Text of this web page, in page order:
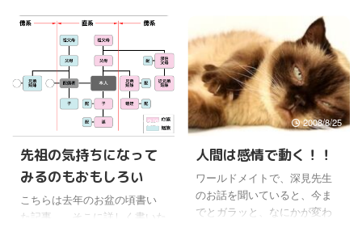
ルドメイトで深見東州先生の
お話を聞いて書いてきたけど
ね。 ただ宇宙意識の根源とい
うのは、それだけではないそ
うだ。もっと大事なことを聞
いたので書いてみたい。 ちょ
っと前置きの説明は長くなる
けど。 儒教の宋学では、宇宙
は気でできていると言う。 そ
して法則性にのっとって気が
動き、山とか植物とか動物と
か、いろんなものができると
果を出されている。 そしてワ
ールドメイトでは、会員の高
齢の人たちにも、いろいろと
配慮されているのを感じる。
高齢化社会にどんどんなって
いくけど、個々の健康管理も
含めて、組織としても、早め
に対応されているのはさすが
だなと感じる。 ところで健康
管理といえば、ワールドメイ
ト会員もだけど、生活習慣病
にならないようにすること
2013/8/9
先祖の気持ちになって
みるのもおもしろい
こちらは去年のお盆の頃書い
た記事。 そこに詳しく書いた
2008/8/25
人間は感情で動く！！
ワールドメイトで、深見先生
のお話を聞いていると、今ま
でとガラッと、なにかが変わ